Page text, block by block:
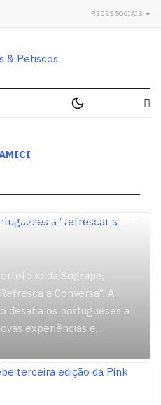
REDES SOCIAIS
a “refrescar
da Sogrape,
a Conversa”. A
desafia os portugueses a
experiências e...